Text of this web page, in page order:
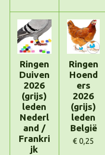
Ringen
Duiven
2026
(grijs)
leden
Nederl
and /
Frankri
jk
Ringen
Hoend
ers
2026
(grijs)
leden
België
€ 0,25